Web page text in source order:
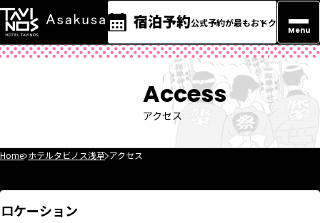
宿泊予約公式予約が最もおトク
Menu
Access
アクセス
Home ホテルタビノス浅草 アクセス
ロケーション